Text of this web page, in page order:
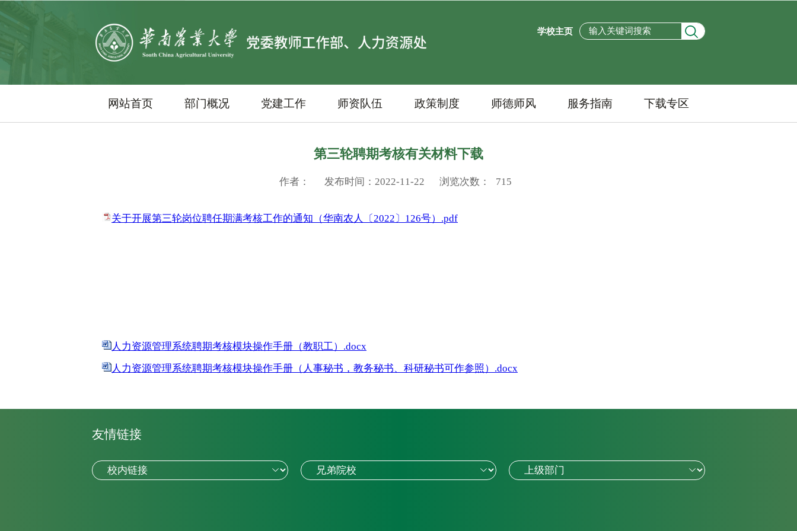
学校主页
网站首页 部门概况 党建工作 师资队伍 政策制度 师德师风 服务指南 下载专区
第三轮聘期考核有关材料下载
作者： 发布时间：2022-11-22 浏览次数： 715
关于开展第三轮岗位聘任期满考核工作的通知（华南农人〔2022〕126号）.pdf
人力资源管理系统聘期考核模块操作手册（教职工）.docx
人力资源管理系统聘期考核模块操作手册（人事秘书，教务秘书、科研秘书可作参照）.docx
友情链接